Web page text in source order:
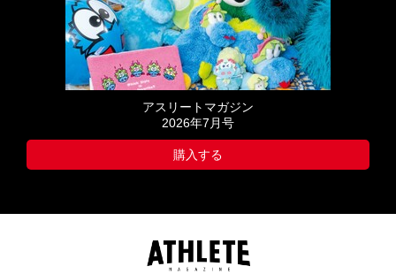
アスリートマガジン
2026年7月号
購入する